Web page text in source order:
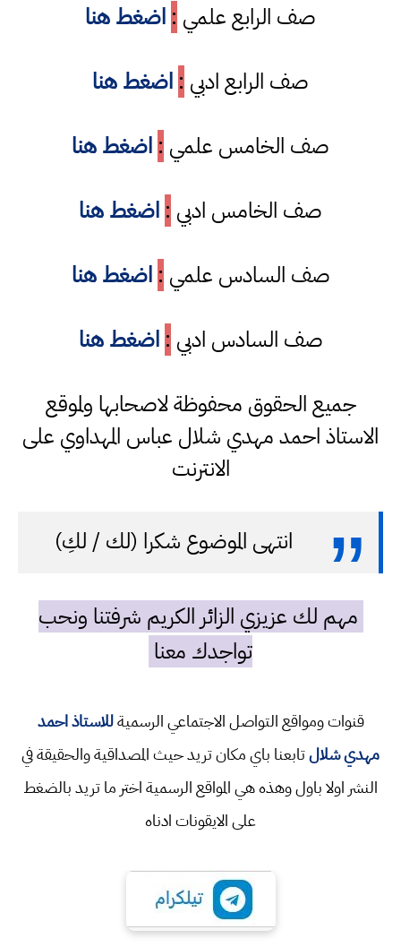
صف الرابع علمي : اضغط هنا
صف الرابع ادبي : اضغط هنا
صف الخامس علمي : اضغط هنا
صف الخامس ادبي : اضغط هنا
صف السادس علمي : اضغط هنا
صف السادس ادبي : اضغط هنا
جميع الحقوق محفوظة لاصحابها ولموقع
الاستاذ احمد مهدي شلال عباس المهداوي على
الانترنت
انتهى الموضوع شكرا (لك / لكِ)
مهم لك عزيزي الزائر الكريم شرفتنا ونحب
تواجدك معنا
قنوات ومواقع التواصل الاجتماعي الرسميةللاستاذ احمد
مهدي شلالتابعنا باي مكان تريد حيث المصداقية والحقيقة في
النشر اولا باول وهذه هي المواقع الرسمية اختر ما تريد بالضغط
على الايقونات ادناه